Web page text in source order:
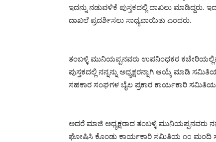
ಇದನ್ನು ನಡುವಳಿಕೆ ಪುಸ್ತಕದಲ್ಲಿ ದಾಖಲು ಮಾಡಿದ್ದರು.
ದಾಖಲೆ ಪ್ರದರ್ಶಿಸಲು ಸಾಧ್ಯವಾಯಿತು ಎಂದರು.
ತಂಬಳ್ಳಿ ಮುನಿಯಪ್ಪನವರು ಉಪನಿಂಧಕರ ಕಚೇರಿಯಲ್ಲಿನ
ಪುಸ್ತಕದಲ್ಲಿ ನನ್ನನ್ನು ಅಧ್ಯಕ್ಷರನ್ನಾಗಿ ಆಯ್ಕೆ ಮಾಡಿ
ಸಹಕಾರ ಸಂಘಗಳ ಬೈಲ ಪ್ರಕಾರ ಕಾರ್ಯಕಾರಿ
ಅದರೆ ಮಾಜಿ ಅಧ್ಯಕ್ಷರಾದ ತಂಬಳ್ಳಿ ಮುನಿಯಪ್ಪನವರು
ಘೋಷಿಸಿ ಕೊಂಡು ಕಾರ್ಯಕಾರಿ ಸಮಿತಿಯ ೧೦ ಮಂದಿ